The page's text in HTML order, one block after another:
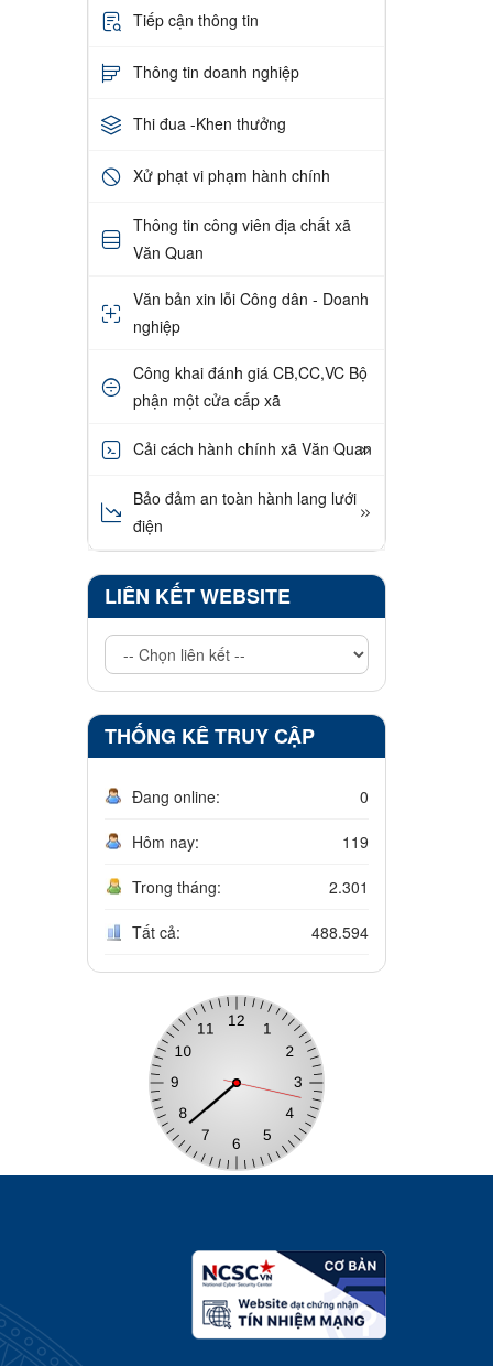
Tiếp cận thông tin
Thông tin doanh nghiệp
Thi đua -Khen thưởng
Xử phạt vi phạm hành chính
Thông tin công viên địa chất xã
Văn Quan
Văn bản xin lỗi Công dân - Doanh
nghiệp
Công khai đánh giá CB,CC,VC Bộ
phận một cửa cấp xã
Cải cách hành chính xã Văn Quan
Bảo đảm an toàn hành lang lưới
điện
LIÊN KẾT WEBSITE
THỐNG KÊ TRUY CẬP
Đang online: 0
Hôm nay: 119
Trong tháng: 2.301
Tất cả: 488.594